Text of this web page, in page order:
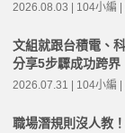
2026.08.03 | 104小編
文組就跟台積電、
分享5步驟成功跨界
2026.07.31 | 104小編
職場潛規則沒人教